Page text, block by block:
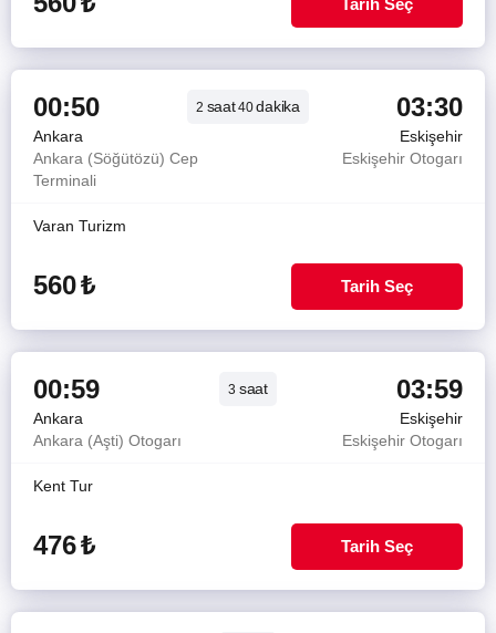
Tarih Seç
00:50 2 saat40dakika 03:30
Ankara
Eskişehir
Ankara (Söğütözü) Cep
Terminali
Eskişehir Otogarı
Varan Turizm
560₺ Tarih Seç
00:59 3 saat 03:59
Ankara
Eskişehir
Ankara (Aşti) Otogarı
Eskişehir Otogarı
Kent Tur
476₺ Tarih Seç